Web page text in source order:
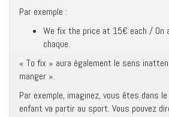
Par exemple :
We fix the price at 15€ each / On
chaque.
« To fix » aura également le sens
manger ».
Par exemple, imaginez, vous êtes dans
enfant va partir au sport. Vous pouvez